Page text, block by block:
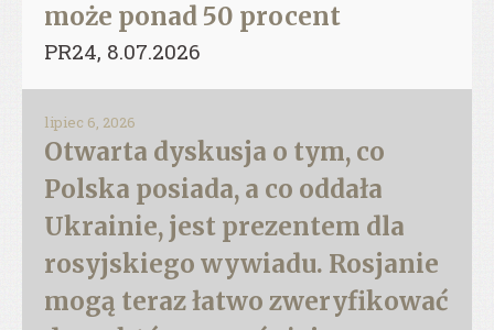
może ponad 50 procent
PR24, 8.07.2026
lipiec 6, 2026
Otwarta dyskusja o tym, co
Polska posiada, a co oddała
Ukrainie, jest prezentem dla
rosyjskiego wywiadu. Rosjanie
mogą teraz łatwo zweryfikować